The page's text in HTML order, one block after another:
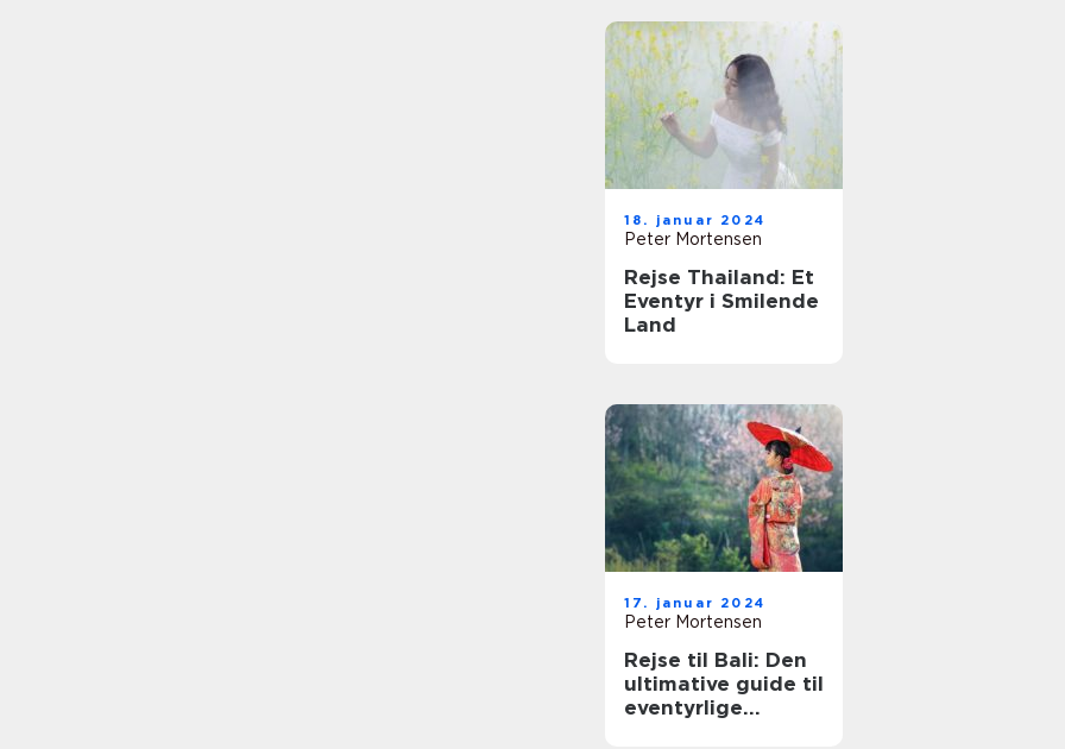
18. januar 2024
Peter Mortensen
Rejse Thailand: Et
Eventyr i Smilende
Land
17. januar 2024
Peter Mortensen
Rejse til Bali: Den
ultimative guide til
eventyrlige